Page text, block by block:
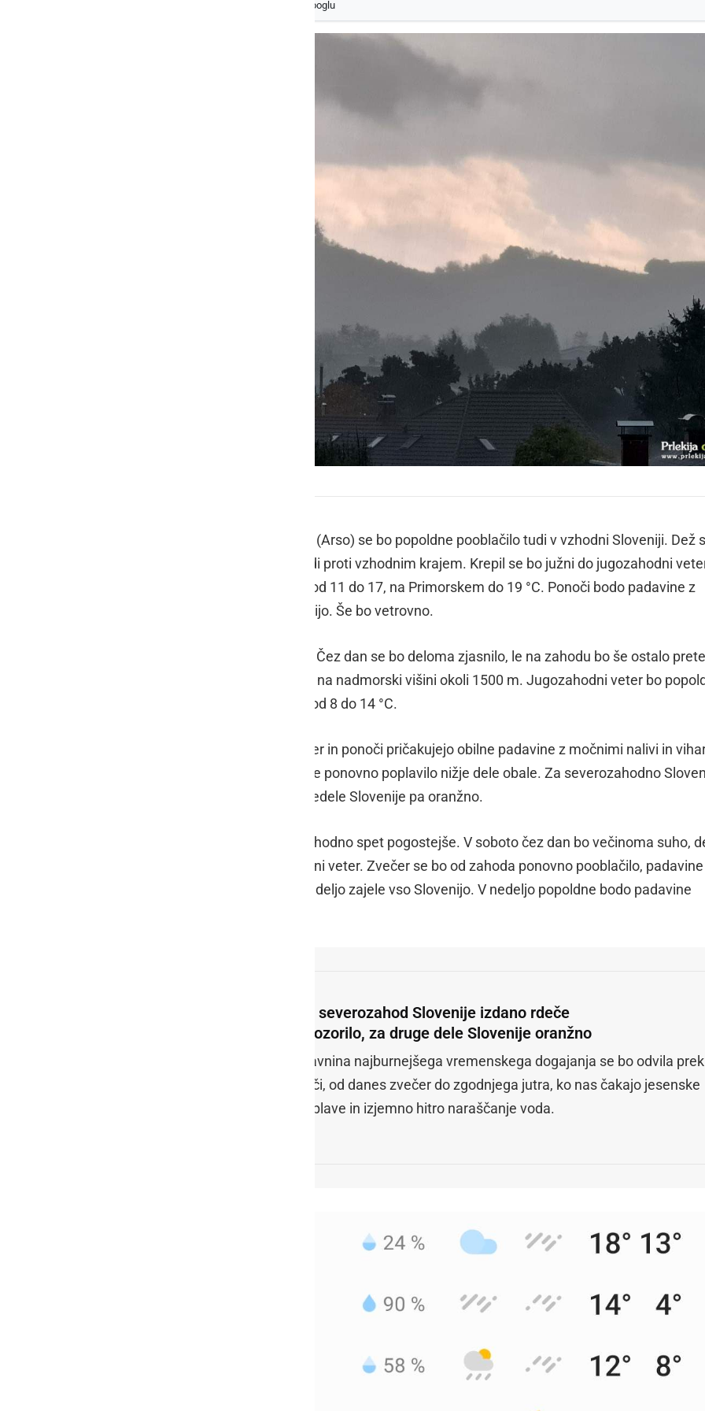
kot svoj prednostni vir na Googlu
Po napovedih Agencije RS za okolje (Arso) se bo popoldne pooblačilo tudi v vzhodni Sloveniji. Dež
na zahodu krepil ter se pomaknil tudi proti vzhodnim krajem. Krepil se bo južni do jugozahodni
Najvišje dnevne temperature bodo od 11 do 17, na Primorskem do 19 °C. Ponoči bodo padavine z
nevihtami in nalivi zajele vso Slovenijo. Še bo vetrovno.
V petek bodo še občasne padavine. Čez dan se bo deloma zjasnilo, le na zahodu bo še ostalo
oblačno. Meja sneženja bo povečini na nadmorski višini okoli 1500 m. Jugozahodni veter bo
slabel. Temperature bodo povečini od 8 do 14 °C.
Arso je izdal tudi opozorilo, saj zvečer in ponoči pričakujejo obilne padavine z močnimi nalivi in
sunki vetra. V noči na petek bo morje ponovno poplavilo nižje dele obale. Za severozahodno
izdano rdeče opozorilo, za ostale predele Slovenije pa oranžno.
V noči na soboto bodo padavine prehodno spet pogostejše. V soboto čez dan bo večinoma suho,
se bo razjasnilo. Pihal bo jugozahodni veter. Zvečer se bo od zahoda ponovno pooblačilo,
nevihtami in nalivi bodo v noči na nedeljo zajele vso Slovenijo. V nedeljo popoldne bodo padavine
Za severozahod Slovenije izdano rdeče
opozorilo, za druge dele Slovenije oranžno
Glavnina najburnejšega vremenskega dogajanja se bo odvila prek
noči, od danes zvečer do zgodnjega jutra, ko nas čakajo jesenske
poplave in izjemno hitro naraščanje voda.